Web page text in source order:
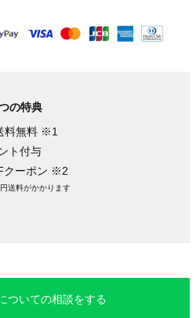
の特典
料無料 ※1
ト付与
クーポン ※2
送料がかかります
ついての相談をする